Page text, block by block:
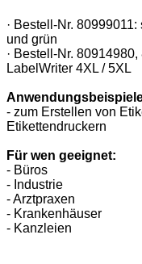
· Bestell-Nr.
und grün
· Bestell-Nr.
LabelWriter 4XL / 5XL
- zum Erstellen von
Etikettendruckern
Für wen geeignet:
- Büros
- Industrie
- Arztpraxen
- Krankenhäuser
- Kanzleien